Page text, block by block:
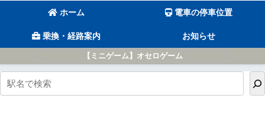
ホーム 電車の停車位置
乗換・経路案内 お知らせ
【ミニゲーム】オセロゲーム